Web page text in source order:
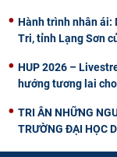
Hành trình nhân ái:
Tri, tỉnh Lạng Sơn
HUP 2026 –
hướng tương lai
TRI ÂN NHỮNG
TRƯỜNG ĐẠI HỌC